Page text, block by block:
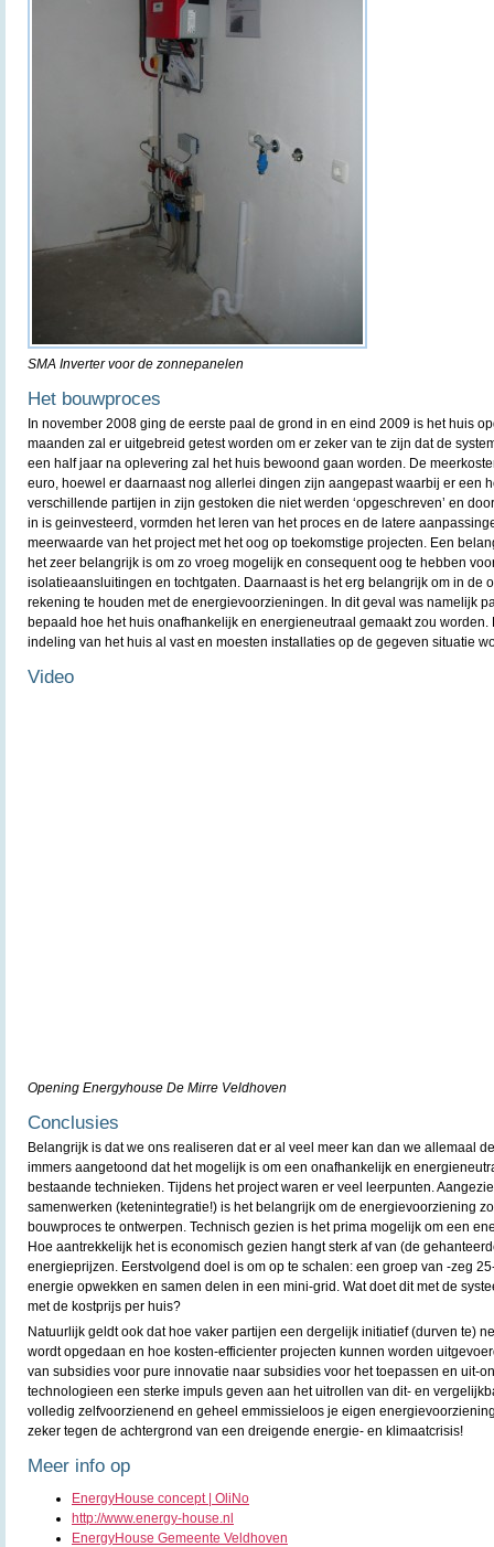
SMA Inverter voor de zonnepanelen
Het bouwproces
In november 2008 ging de eerste paal de grond in en eind 2009 is het huis
maanden zal er uitgebreid getest worden om er zeker van te zijn dat de
een half jaar na oplevering zal het huis bewoond gaan worden. De
euro, hoewel er daarnaast nog allerlei dingen zijn aangepast waarbij er een
verschillende partijen in zijn gestoken die niet werden ‘opgeschreven’ en
in is geinvesteerd, vormden het leren van het proces en de latere
meerwaarde van het project met het oog op toekomstige projecten. Een
het zeer belangrijk is om zo vroeg mogelijk en consequent oog te hebben
isolatieaansluitingen en tochtgaten. Daarnaast is het erg belangrijk om in de
rekening te houden met de energievoorzieningen. In dit geval was namelijk
bepaald hoe het huis onafhankelijk en energieneutraal gemaakt zou
indeling van het huis al vast en moesten installaties op de gegeven situatie
Video
Opening Energyhouse De Mirre Veldhoven
Conclusies
Belangrijk is dat we ons realiseren dat er al veel meer kan dan we allemaal
immers aangetoond dat het mogelijk is om een onafhankelijk en
bestaande technieken. Tijdens het project waren er veel leerpunten.
samenwerken (ketenintegratie!) is het belangrijk om de energievoorziening
bouwproces te ontwerpen. Technisch gezien is het prima mogelijk om een
Hoe aantrekkelijk het is economisch gezien hangt sterk af van (de
energieprijzen. Eerstvolgend doel is om op te schalen: een groep van -zeg
energie opwekken en samen delen in een mini-grid. Wat doet dit met de
met de kostprijs per huis?
Natuurlijk geldt ook dat hoe vaker partijen een dergelijk initiatief (durven te)
wordt opgedaan en hoe kosten-efficienter projecten kunnen worden
van subsidies voor pure innovatie naar subsidies voor het toepassen en uit-
technologieen een sterke impuls geven aan het uitrollen van dit- en
volledig zelfvoorzienend en geheel emmissieloos je eigen
zeker tegen de achtergrond van een dreigende energie- en klimaatcrisis!
Meer info op
EnergyHouse concept | OliNo
http://www.energy-house.nl
EnergyHouse Gemeente Veldhoven